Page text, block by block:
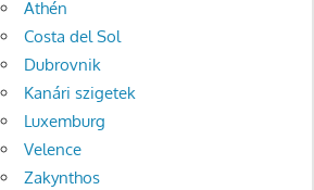
Athén
Costa del Sol
Dubrovnik
Kanári szigetek
Luxemburg
Velence
Zakynthos